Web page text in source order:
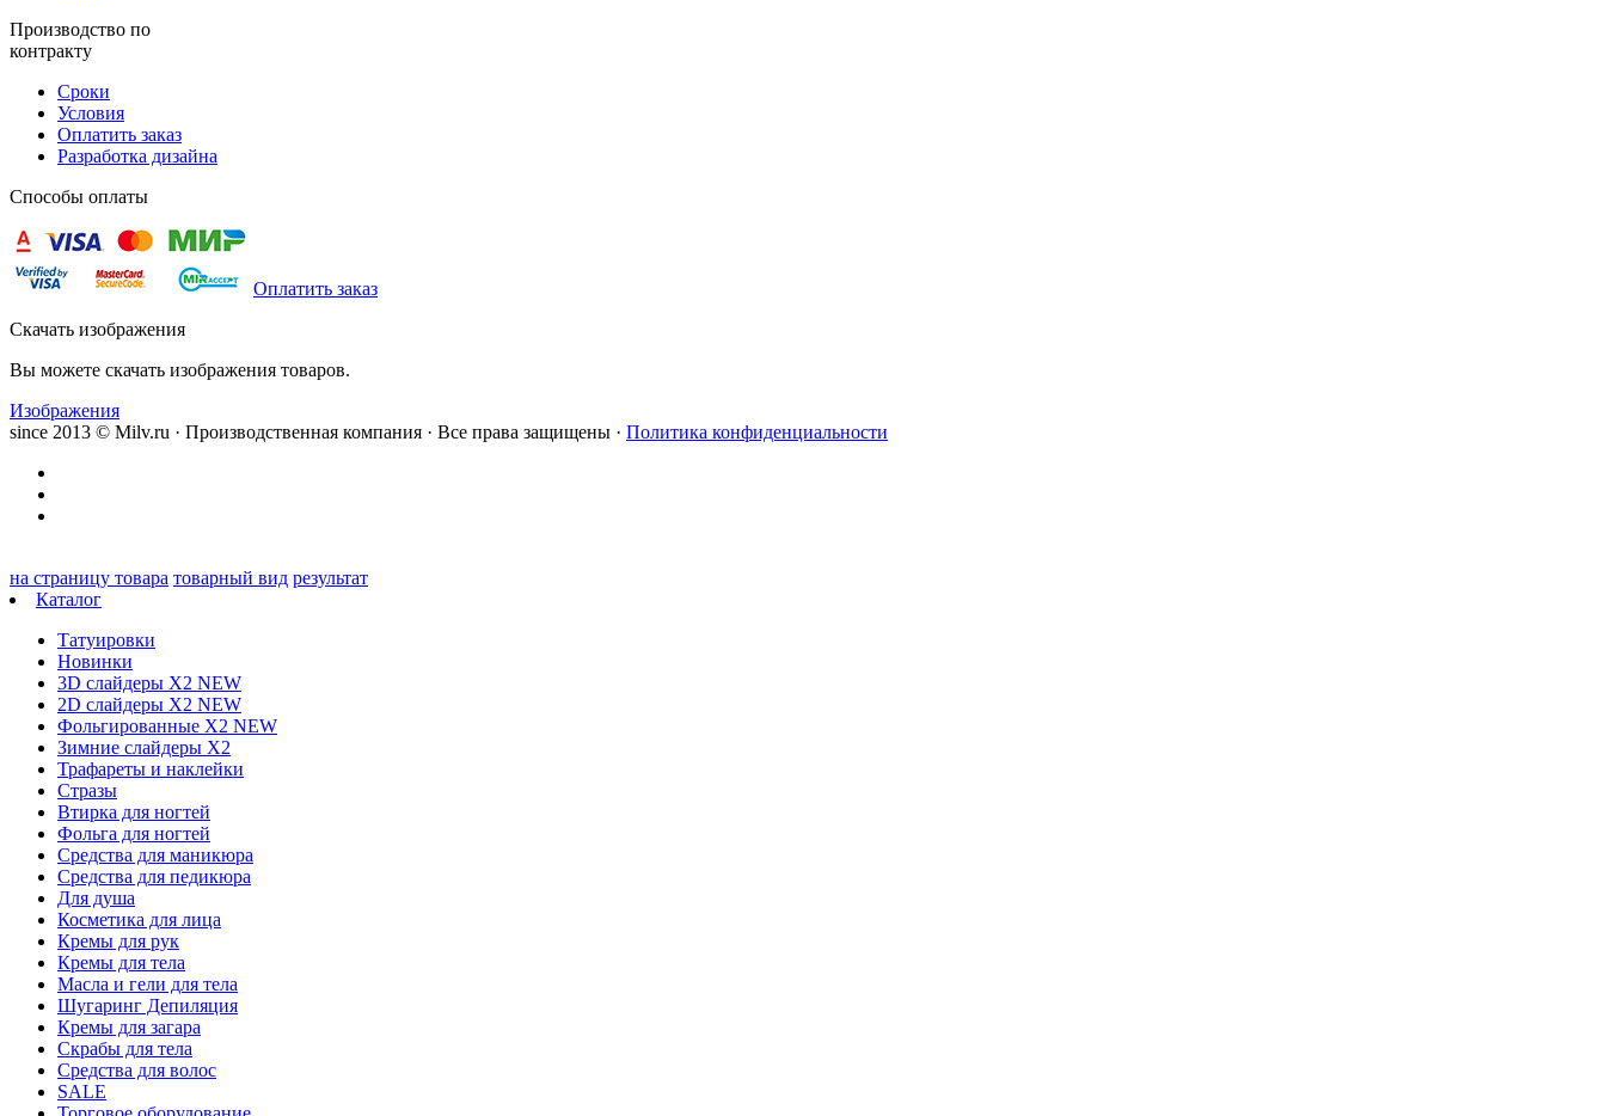
Производство по
контракту
Сроки
Условия
Оплатить заказ
Разработка дизайна
Способы оплаты
Оплатить заказ
Скачать изображения
Вы можете скачать изображения товаров.
Изображения
since 2013 © Milv.ru · Производственная компания · Все права защищены · Политика конфиденциальности
на страницу товара товарный вид результат
Каталог
Татуировки
Новинки
3D слайдеры X2 NEW
2D слайдеры X2 NEW
Фольгированные X2 NEW
Зимние слайдеры Х2
Трафареты и наклейки
Стразы
Втирка для ногтей
Фольга для ногтей
Средства для маникюра
Средства для педикюра
Для душа
Косметика для лица
Кремы для рук
Кремы для тела
Масла и гели для тела
Шугаринг Депиляция
Кремы для загара
Скрабы для тела
Средства для волос
SALE